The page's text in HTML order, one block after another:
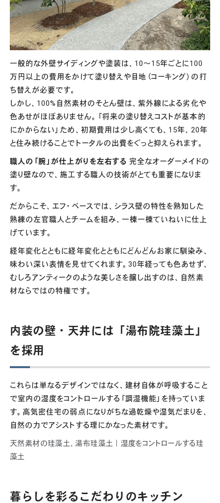
一般的な外壁サイディングや塗装は、10〜15年ごとに100
万円以上の費用をかけて塗り替えや目地（コーキング）の打
ち替えが必要です。
しかし、100%自然素材のそとん壁は、紫外線による劣化や
色あせがほぼありません。「将来の塗り替えコストが基本的
にかからない」ため、初期費用は少し高くても、15年、20年
と住み続けることでトータルの出費をぐっと抑えられます。
職人の「腕」が仕上がりを左右する 完全なオーダーメイドの
塗り壁なので、施工する職人の技術がとても重要になりま
す。
だからこそ、エフ・ベースでは、シラス壁の特性を熟知した
熟練の左官職人とチームを組み、一棟一棟ていねいに仕上
げています。
経年変化とともに経年変化とともにどんどんお家に馴染み、
味わい深い表情を見せてくれます。30年経っても色あせず、
むしろアンティークのような美しさを醸し出すのは、自然素
材ならではの特権です。
内装の壁・天井には「湯布院珪藻土」
を採用
これらは単なるデザインではなく、建材自体が呼吸すること
で室内の湿度をコントロールする「調湿機能」を持っていま
す。高気密住宅の弱点になりがちな過乾燥や湿気だまりを、
自然の力でアシストする理にかなった素材です。
天然素材の珪藻土、湯布珪藻土｜湿度をコントロールする珪
藻土
暮らしを彩るこだわりのキッチン